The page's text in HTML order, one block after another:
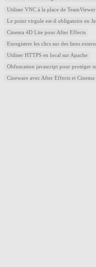
Utiliser VNC à la place de TeamViewer
Le point virgule est-il obligatoire en
Cinema 4D Lite pour After Effects
Enregistrer les clics sur des liens
Utiliser HTTPS en local sur Apache
Obfuscation javascript pour protéger
Cineware avec After Effects et Cinema